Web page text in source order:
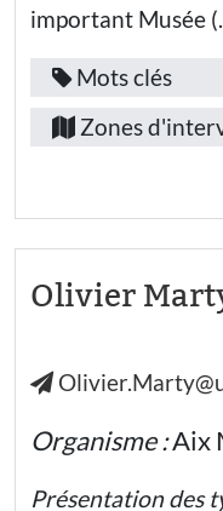
professionnel
Secteur
associatif
Collectivités
locales
visé(s)
Elèves
Jeunes (-
important Musée
Mots clés
Fonction
/
emploi
Secteur
d’activité
Autre...
Public(s)
:
Zones
Provence-
Alpes-
d’Azur
Alpes-
de-
Alpes-
Bouches-
du-
Olivier
Organisme :Aix
Présentation des